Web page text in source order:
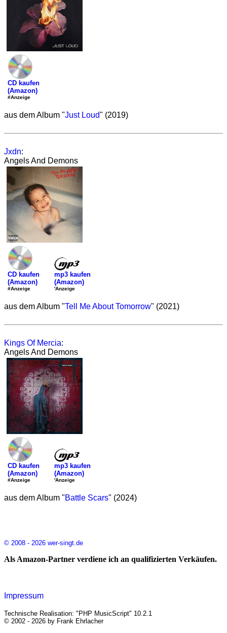
CD kaufen
(Amazon)
#Anzeige
aus dem Album "Just Loud" (2019)
Jxdn:
Angels And Demons
CD kaufen
(Amazon)
#Anzeige
mp3 kaufen
(Amazon)
'Anzeige
aus dem Album "Tell Me About Tomorrow" (2021)
Kings Of Mercia:
Angels And Demons
CD kaufen
(Amazon)
#Anzeige
mp3 kaufen
(Amazon)
'Anzeige
aus dem Album "Battle Scars" (2024)
© 2008 - 2026 wer-singt.de
Als Amazon-Partner verdiene ich an qualifizierten Verkäufen.
Impressum
Technische Realisation: "PHP MusicScript" 10.2.1
© 2002 - 2026 by Frank Ehrlacher